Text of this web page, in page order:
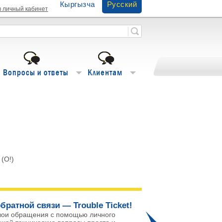
личный кабинет
Вопросы и ответы Клиентам
Кыргызча Русский
связи — Trouble Ticket!
обращения с помощью личного